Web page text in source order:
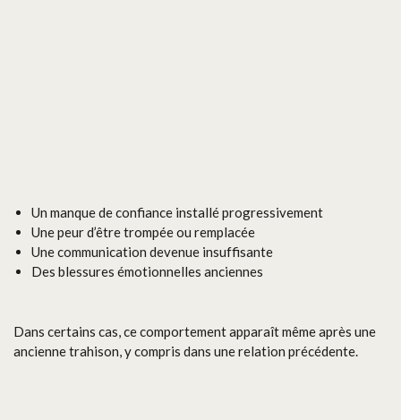
Un manque de confiance installé progressivement
Une peur d’être trompée ou remplacée
Une communication devenue insuffisante
Des blessures émotionnelles anciennes
Dans certains cas, ce comportement apparaît même après une
ancienne trahison, y compris dans une relation précédente.